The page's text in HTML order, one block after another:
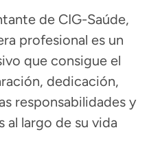
de CIG-Saúde,
profesional es un
que consigue el
dedicación,
responsabilidades y
largo de su vida